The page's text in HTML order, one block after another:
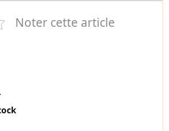
Noter cette article